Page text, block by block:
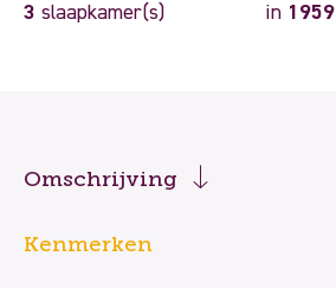
3 slaapkamer(s)
in 1959
Omschrijving
Kenmerken